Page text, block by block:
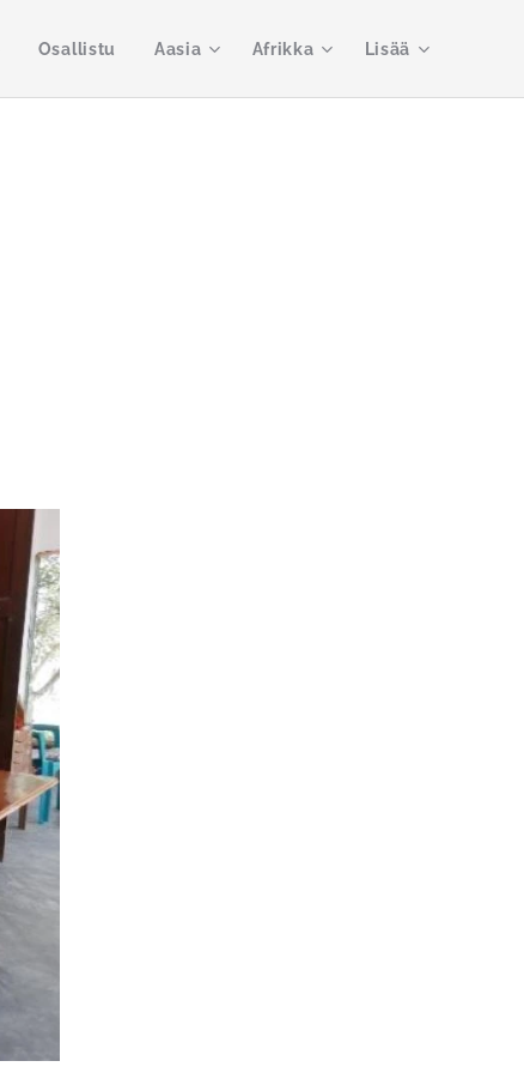
Osallistu Aasia Afrikka Lisää